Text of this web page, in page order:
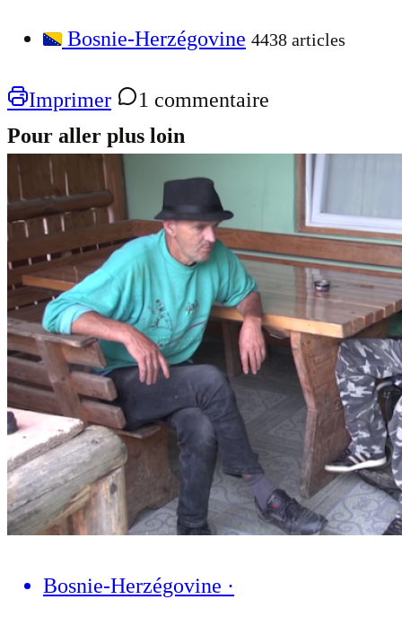
Bosnie-Herzégovine 4438 articles
Imprimer
1 commentaire
Pour aller plus loin
Bosnie-Herzégovine ·